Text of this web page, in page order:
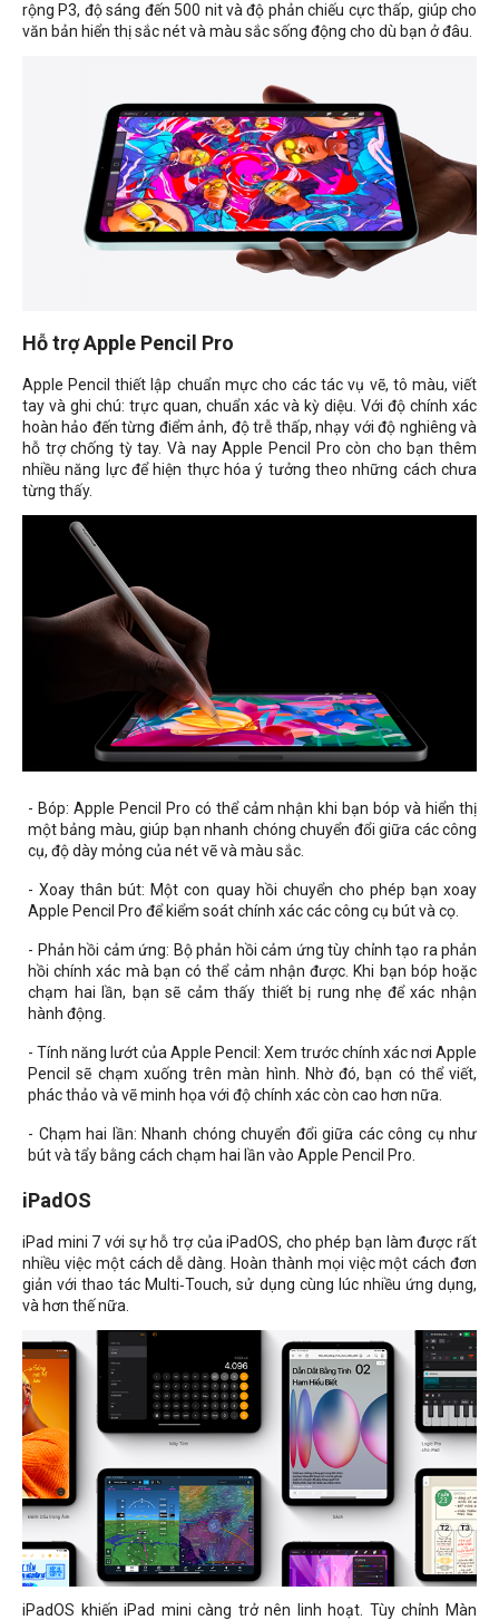
rộng P3, độ sáng đến 500 nit và độ phản chiếu cực thấp, giúp cho
văn bản hiển thị sắc nét và màu sắc sống động cho dù bạn ở đâu.
Hỗ trợ Apple Pencil Pro
Apple Pencil thiết lập chuẩn mực cho các tác vụ vẽ, tô màu, viết
tay và ghi chú: trực quan, chuẩn xác và kỳ diệu. Với độ chính xác
hoàn hảo đến từng điểm ảnh, độ trễ thấp, nhạy với độ nghiêng và
hỗ trợ chống tỳ tay. Và nay Apple Pencil Pro còn cho bạn thêm
nhiều năng lực để hiện thực hóa ý tưởng theo những cách chưa
từng thấy.
- Bóp: Apple Pencil Pro có thể cảm nhận khi bạn bóp và hiển thị
một bảng màu, giúp bạn nhanh chóng chuyển đổi giữa các công
cụ, độ dày mỏng của nét vẽ và màu sắc.
- Xoay thân bút: Một con quay hồi chuyển cho phép bạn xoay
Apple Pencil Pro để kiểm soát chính xác các công cụ bút và cọ.
- Phản hồi cảm ứng: Bộ phản hồi cảm ứng tùy chỉnh tạo ra phản
hồi chính xác mà bạn có thể cảm nhận được. Khi bạn bóp hoặc
chạm hai lần, bạn sẽ cảm thấy thiết bị rung nhẹ để xác nhận
hành động.
- Tính năng lướt của Apple Pencil: Xem trước chính xác nơi Apple
Pencil sẽ chạm xuống trên màn hình. Nhờ đó, bạn có thể viết,
phác thảo và vẽ minh họa với độ chính xác còn cao hơn nữa.
- Chạm hai lần: Nhanh chóng chuyển đổi giữa các công cụ như
bút và tẩy bằng cách chạm hai lần vào Apple Pencil Pro.
iPadOS
iPad mini 7 với sự hỗ trợ của iPadOS, cho phép bạn làm được rất
nhiều việc một cách dễ dàng. Hoàn thành mọi việc một cách đơn
giản với thao tác Multi‑Touch, sử dụng cùng lúc nhiều ứng dụng,
và hơn thế nữa.
iPadOS khiến iPad mini càng trở nên linh hoạt. Tùy chỉnh Màn